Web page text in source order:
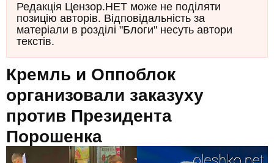
Редакція Цензор.НЕТ може не поділяти
позицію авторів. Відповідальність за
матеріали в розділі "Блоги" несуть автори
текстів.
Кремль и Оппоблок
организовали заказуху
против Президента
Порошенка